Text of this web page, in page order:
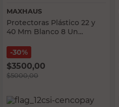
MAXHAUS
Protectoras Plástico 22 y
40 Mm Blanco 8 Un
30%
$3500,00
$5000,00